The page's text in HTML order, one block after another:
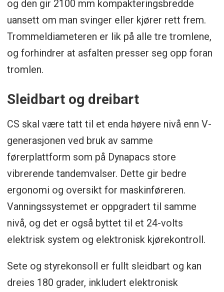
og den gir 2100 mm kompakteringsbredde
uansett om man svinger eller kjører rett frem.
Trommeldiameteren er lik på alle tre tromlene,
og forhindrer at asfalten presser seg opp foran
tromlen.
Sleidbart og dreibart
CS skal være tatt til et enda høyere nivå enn V-
generasjonen ved bruk av samme
førerplattform som på Dynapacs store
vibrerende tandemvalser. Dette gir bedre
ergonomi og oversikt for maskinføreren.
Vanningssystemet er oppgradert til samme
nivå, og det er også byttet til et 24-volts
elektrisk system og elektronisk kjørekontroll.
Sete og styrekonsoll er fullt sleidbart og kan
dreies 180 grader, inkludert elektronisk